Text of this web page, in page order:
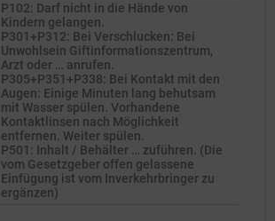
P102: Darf nicht in die Hände von
Kindern gelangen.
P301+P312: Bei Verschlucken: Bei
Unwohlsein Giftinformationszentrum,
Arzt oder … anrufen.
P305+P351+P338: Bei Kontakt mit den
Augen: Einige Minuten lang behutsam
mit Wasser spülen. Vorhandene
Kontaktlinsen nach Möglichkeit
entfernen. Weiter spülen.
P501: Inhalt / Behälter … zuführen. (Die
vom Gesetzgeber offen gelassene
Einfügung ist vom Inverkehrbringer zu
ergänzen)